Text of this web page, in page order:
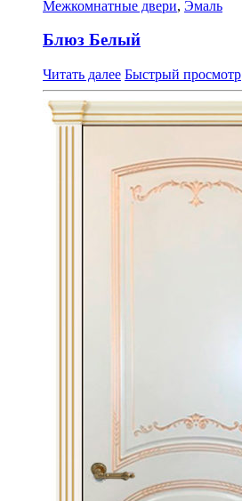
Межкомнатные двери, Эмаль
Блюз Белый
Читать далее Быстрый просмотр